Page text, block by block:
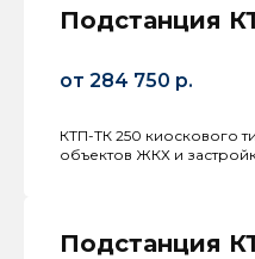
Подстанция
от 284 750 р.
КТП-ТК 250 киоскового
объектов ЖКХ и
Подстанция